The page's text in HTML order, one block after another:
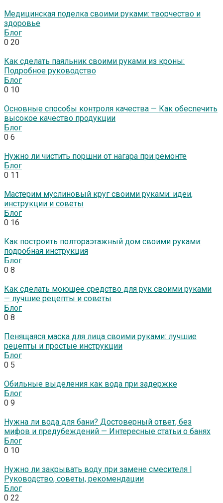
Медицинская поделка своими руками: творчество и
здоровье
Блог
0 20
Как сделать паяльник своими руками из кроны:
Подробное руководство
Блог
0 10
Основные способы контроля качества — Как обеспечить
высокое качество продукции
Блог
0 6
Нужно ли чистить поршни от нагара при ремонте
Блог
0 11
Мастерим муслиновый круг своими руками: идеи,
инструкции и советы
Блог
0 16
Как построить полтораэтажный дом своими руками:
подробная инструкция
Блог
0 8
Как сделать моющее средство для рук своими руками
— лучшие рецепты и советы
Блог
0 8
Пенящаяся маска для лица своими руками: лучшие
рецепты и простые инструкции
Блог
0 5
Обильные выделения как вода при задержке
Блог
0 9
Нужна ли вода для бани? Достоверный ответ, без
мифов и предубеждений — Интересные статьи о банях
Блог
0 10
Нужно ли закрывать воду при замене смесителя |
Руководство, советы, рекомендации
Блог
0 22